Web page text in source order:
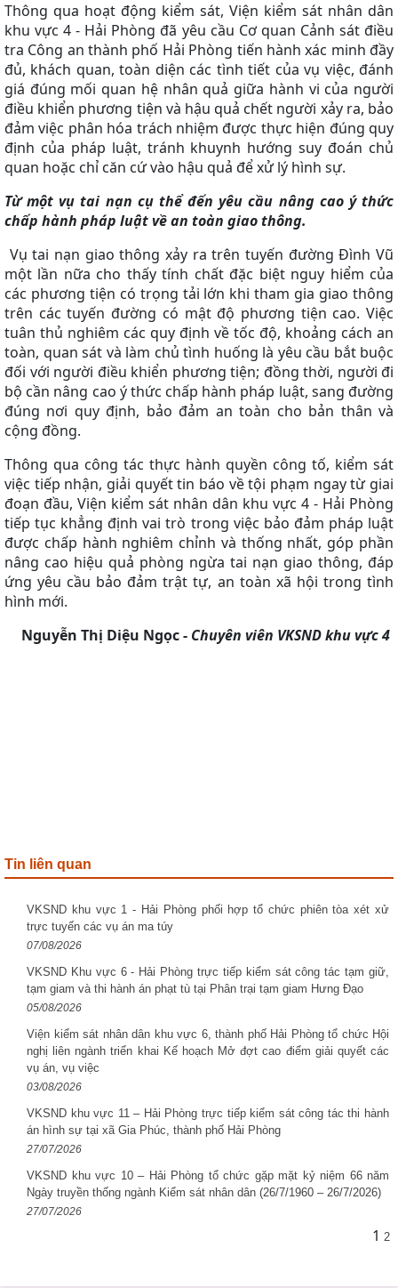
Thông qua hoạt động kiểm sát, Viện kiểm sát nhân dân
khu vực 4 - Hải Phòng đã yêu cầu Cơ quan Cảnh sát điều
tra Công an thành phố Hải Phòng tiến hành xác minh đầy
đủ, khách quan, toàn diện các tình tiết của vụ việc, đánh
giá đúng mối quan hệ nhân quả giữa hành vi của người
điều khiển phương tiện và hậu quả chết người xảy ra, bảo
đảm việc phân hóa trách nhiệm được thực hiện đúng quy
định của pháp luật, tránh khuynh hướng suy đoán chủ
quan hoặc chỉ căn cứ vào hậu quả để xử lý hình sự.
Từ một vụ tai nạn cụ thể đến yêu cầu nâng cao ý thức
chấp hành pháp luật về an toàn giao thông.
Vụ tai nạn giao thông xảy ra trên tuyến đường Đình Vũ
một lần nữa cho thấy tính chất đặc biệt nguy hiểm của
các phương tiện có trọng tải lớn khi tham gia giao thông
trên các tuyến đường có mật độ phương tiện cao. Việc
tuân thủ nghiêm các quy định về tốc độ, khoảng cách an
toàn, quan sát và làm chủ tình huống là yêu cầu bắt buộc
đối với người điều khiển phương tiện; đồng thời, người đi
bộ cần nâng cao ý thức chấp hành pháp luật, sang đường
đúng nơi quy định, bảo đảm an toàn cho bản thân và
cộng đồng.
Thông qua công tác thực hành quyền công tố, kiểm sát
việc tiếp nhận, giải quyết tin báo về tội phạm ngay từ giai
đoạn đầu, Viện kiểm sát nhân dân khu vực 4 - Hải Phòng
tiếp tục khẳng định vai trò trong việc bảo đảm pháp luật
được chấp hành nghiêm chỉnh và thống nhất, góp phần
nâng cao hiệu quả phòng ngừa tai nạn giao thông, đáp
ứng yêu cầu bảo đảm trật tự, an toàn xã hội trong tình
hình mới.
Nguyễn Thị Diệu Ngọc- Chuyên viên VKSND khu vực 4
Tin liên quan
VKSND khu vực 1 - Hải Phòng phối hợp tổ chức phiên tòa xét xử
trực tuyến các vụ án ma túy
07/08/2026
VKSND Khu vực 6 - Hải Phòng trực tiếp kiểm sát công tác tạm giữ,
tạm giam và thi hành án phạt tù tại Phân trại tạm giam Hưng Đạo
05/08/2026
Viện kiểm sát nhân dân khu vực 6, thành phố Hải Phòng tổ chức Hội
nghị liên ngành triển khai Kế hoạch Mở đợt cao điểm giải quyết các
vụ án, vụ việc
03/08/2026
VKSND khu vực 11 – Hải Phòng trực tiếp kiểm sát công tác thi hành
án hình sự tại xã Gia Phúc, thành phố Hải Phòng
27/07/2026
VKSND khu vực 10 – Hải Phòng tổ chức gặp mặt kỷ niệm 66 năm
Ngày truyền thống ngành Kiểm sát nhân dân (26/7/1960 – 26/7/2026)
27/07/2026
1 2